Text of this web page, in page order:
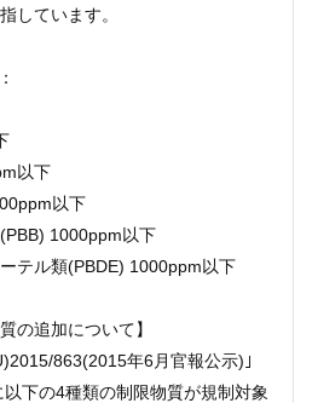
しています。
以下
以下
1000ppm以下
テル類(PBDE) 1000ppm以下
の追加について】
863(2015年6月官報公示)｣
下の4種類の制限物質が規制対象